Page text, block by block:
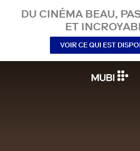
DU CINÉMA BEAU,
ET
VOIR CE QUI EST